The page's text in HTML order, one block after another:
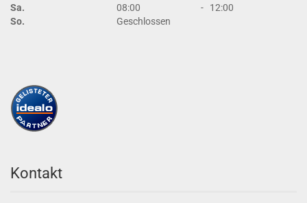
Sa.
08:00 -
12:00
So.
Geschlossen
Kontakt